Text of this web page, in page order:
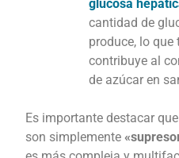
glucosa
cantidad de
produce, lo que
contribuye al
de azúcar en
Es importante destacar
son simplemente